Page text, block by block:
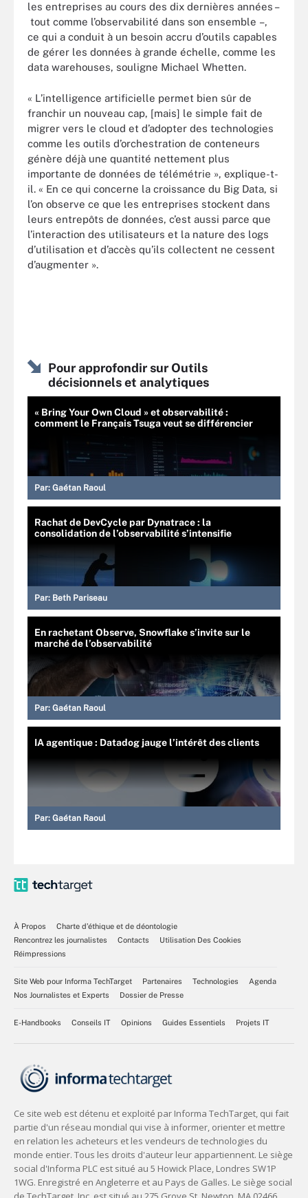
les entreprises au cours des dix dernières années –
tout comme l’observabilité dans son ensemble –,
ce qui a conduit à un besoin accru d’outils capables
de gérer les données à grande échelle, comme les
data warehouses, souligne Michael Whetten.
« L’intelligence artificielle permet bien sûr de
franchir un nouveau cap, [mais] le simple fait de
migrer vers le cloud et d’adopter des technologies
comme les outils d’orchestration de conteneurs
génère déjà une quantité nettement plus
importante de données de télémétrie », explique-t-
il. « En ce qui concerne la croissance du Big Data, si
l’on observe ce que les entreprises stockent dans
leurs entrepôts de données, c’est aussi parce que
l’interaction des utilisateurs et la nature des logs
d’utilisation et d’accès qu’ils collectent ne cessent
d’augmenter ».
Pour approfondir sur Outils
décisionnels et analytiques
« Bring Your Own Cloud » et observabilité :
comment le Français Tsuga veut se différencier
Par: Gaétan Raoul
Rachat de DevCycle par Dynatrace : la
consolidation de l’observabilité s’intensifie
Par: Beth Pariseau
En rachetant Observe, Snowflake s’invite sur le
marché de l’observabilité
Par: Gaétan Raoul
IA agentique : Datadog jauge l’intérêt des clients
Par: Gaétan Raoul
À Propos
Charte d’éthique et de déontologie
Rencontrez les journalistes
Contacts
Utilisation Des Cookies
Réimpressions
Site Web pour Informa TechTarget Partenaires Technologies
Agenda
Nos Journalistes et Experts
Dossier de Presse
E-Handbooks Conseils IT Opinions Guides Essentiels Projets IT